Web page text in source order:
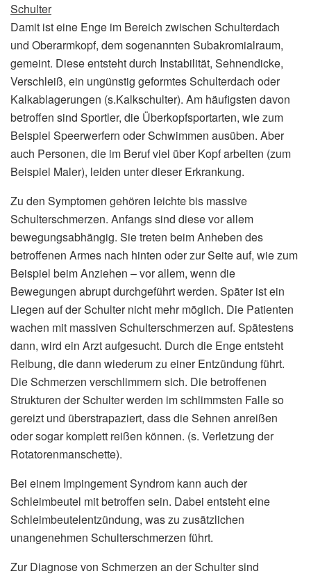
Schulter
Damit ist eine Enge im Bereich zwischen Schulterdach
und Oberarmkopf, dem sogenannten Subakromialraum,
gemeint. Diese entsteht durch Instabilität, Sehnendicke,
Verschleiß, ein ungünstig geformtes Schulterdach oder
Kalkablagerungen (s.Kalkschulter). Am häufigsten davon
betroffen sind Sportler, die Überkopfsportarten, wie zum
Beispiel Speerwerfern oder Schwimmen ausüben. Aber
auch Personen, die im Beruf viel über Kopf arbeiten (zum
Beispiel Maler), leiden unter dieser Erkrankung.
Zu den Symptomen gehören leichte bis massive
Schulterschmerzen. Anfangs sind diese vor allem
bewegungsabhängig. Sie treten beim Anheben des
betroffenen Armes nach hinten oder zur Seite auf, wie zum
Beispiel beim Anziehen – vor allem, wenn die
Bewegungen abrupt durchgeführt werden. Später ist ein
Liegen auf der Schulter nicht mehr möglich. Die Patienten
wachen mit massiven Schulterschmerzen auf. Spätestens
dann, wird ein Arzt aufgesucht. Durch die Enge entsteht
Reibung, die dann wiederum zu einer Entzündung führt.
Die Schmerzen verschlimmern sich. Die betroffenen
Strukturen der Schulter werden im schlimmsten Falle so
gereizt und überstrapaziert, dass die Sehnen anreißen
oder sogar komplett reißen können. (s. Verletzung der
Rotatorenmanschette).
Bei einem Impingement Syndrom kann auch der
Schleimbeutel mit betroffen sein. Dabei entsteht eine
Schleimbeutelentzündung, was zu zusätzlichen
unangenehmen Schulterschmerzen führt.
Zur Diagnose von Schmerzen an der Schulter sind